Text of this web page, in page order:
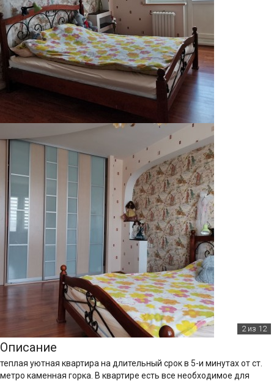
2из 12
Описание
теплая уютная квартира на длительный срок в 5-и минутах от ст.
метро каменная горка. В квартире есть все необходимое для